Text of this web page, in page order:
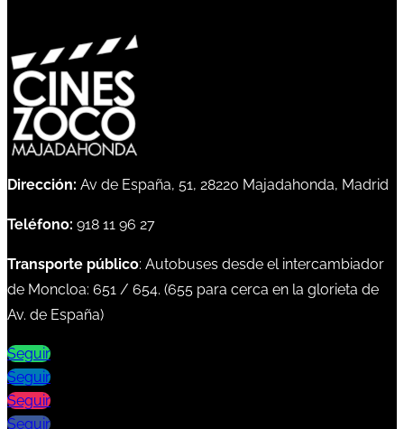
Dirección: Av de España, 51, 28220 Majadahonda, Madrid
Teléfono: 918 11 96 27
Transporte público: Autobuses desde el intercambiador
de Moncloa: 651 / 654. (655 para cerca en la glorieta de
Av. de España)
Seguir
Seguir
Seguir
Seguir